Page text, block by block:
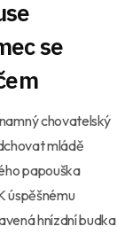
se
chovatelský
mládě
papouška
úspěšnému
hnízdní budka